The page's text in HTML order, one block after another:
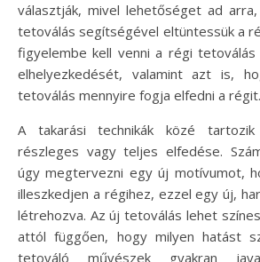
választják, mivel lehetőséget ad
tetoválás segítségével eltüntessük a
figyelembe kell venni a régi
elhelyezkedését, valamint azt is,
tetoválás mennyire fogja elfedni a régit.
A takarási technikák közé
részleges vagy teljes elfedése.
úgy megtervezni egy új motívumot,
illeszkedjen a régihez, ezzel egy új,
létrehozva. Az új tetoválás lehet
attól függően, hogy milyen hatást
tetováló művészek gyakran